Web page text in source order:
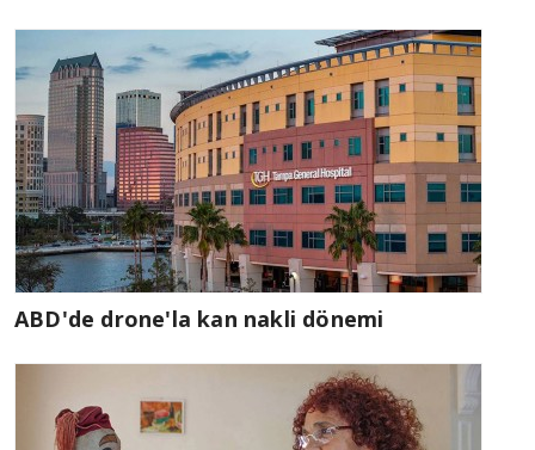
ABD'de drone'la kan nakli dönemi